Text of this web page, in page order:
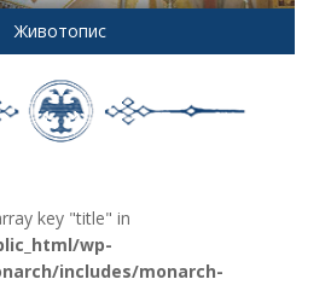
Животопис
key "title" in
wp-
includes/monarch-